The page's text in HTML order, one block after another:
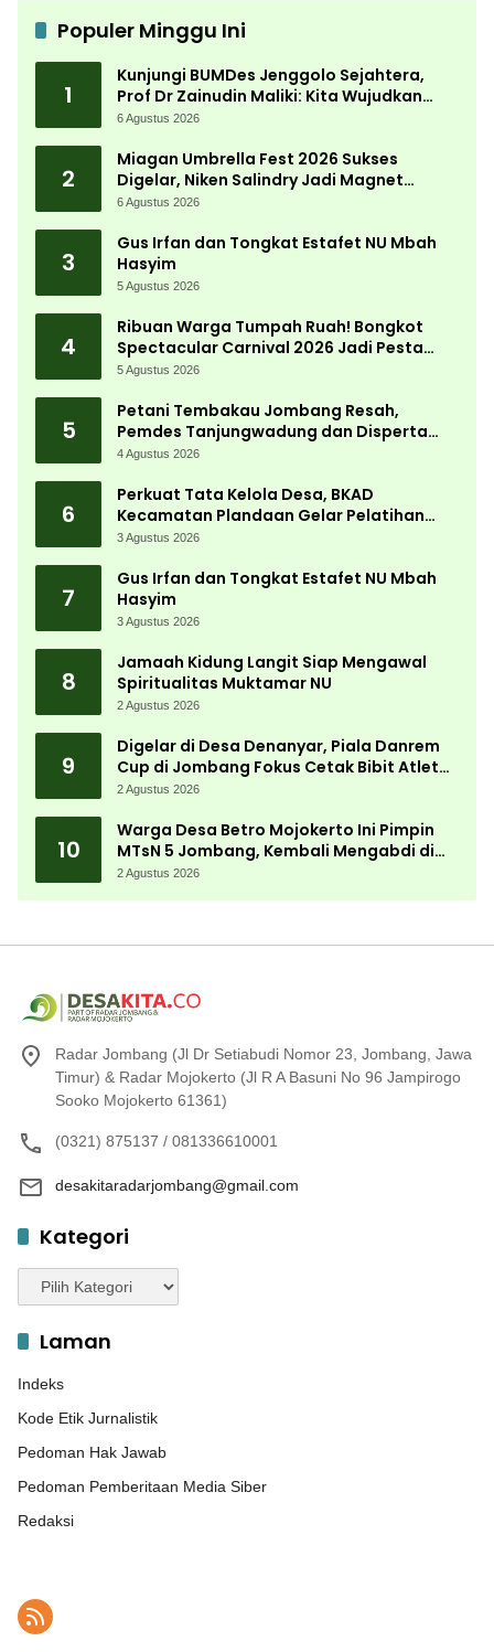
Populer Minggu Ini
1
Kunjungi BUMDes Jenggolo Sejahtera,
Prof Dr Zainudin Maliki: Kita Wujudkan
Kemandirian Ekonomi dengan Potensi
6 Agustus 2026
2
Miagan Umbrella Fest 2026 Sukses
Digelar, Niken Salindry Jadi Magnet
Ribuan Pengunjung
6 Agustus 2026
3
Gus Irfan dan Tongkat Estafet NU Mbah
Hasyim
5 Agustus 2026
4
Ribuan Warga Tumpah Ruah! Bongkot
Spectacular Carnival 2026 Jadi Pesta
Kemerdekaan Terbesar di Peterongan
5 Agustus 2026
5
Petani Tembakau Jombang Resah,
Pemdes Tanjungwadung dan Disperta
Bergerak Cepat
4 Agustus 2026
6
Perkuat Tata Kelola Desa, BKAD
Kecamatan Plandaan Gelar Pelatihan
Aparatur Pemdes
3 Agustus 2026
7
Gus Irfan dan Tongkat Estafet NU Mbah
Hasyim
3 Agustus 2026
8
Jamaah Kidung Langit Siap Mengawal
Spiritualitas Muktamar NU
2 Agustus 2026
9
Digelar di Desa Denanyar, Piala Danrem
Cup di Jombang Fokus Cetak Bibit Atlet
Menembak Berprestasi
2 Agustus 2026
10
Warga Desa Betro Mojokerto Ini Pimpin
MTsN 5 Jombang, Kembali Mengabdi di
Almamater
2 Agustus 2026
Radar Jombang (Jl Dr Setiabudi Nomor 23, Jombang, Jawa
Timur) & Radar Mojokerto (Jl R A Basuni No 96 Jampirogo
Sooko Mojokerto 61361)
(0321) 875137 / 081336610001
desakitaradarjombang@gmail.com
Kategori
Kategori
Laman
Indeks
Kode Etik Jurnalistik
Pedoman Hak Jawab
Pedoman Pemberitaan Media Siber
Redaksi